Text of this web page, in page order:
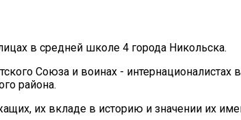
в средней школе 4 города Никольска.
Союза и воинах - интернационалистах
района.
их вкладе в историю и значении их